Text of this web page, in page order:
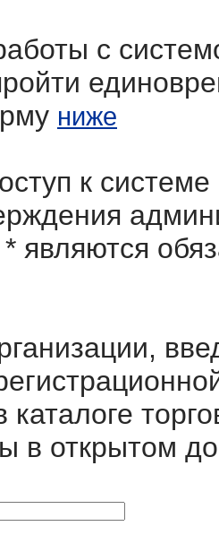
с
ниже
к
* являются
в открытом